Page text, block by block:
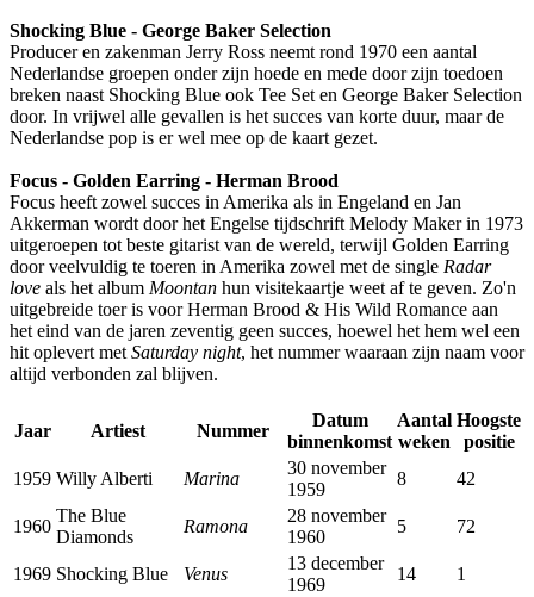
Shocking Blue - George Baker Selection
Producer en zakenman Jerry Ross neemt rond 1970 een aantal
Nederlandse groepen onder zijn hoede en mede door zijn toedoen
breken naast Shocking Blue ook Tee Set en George Baker Selection
door. In vrijwel alle gevallen is het succes van korte duur, maar de
Nederlandse pop is er wel mee op de kaart gezet.
Focus - Golden Earring - Herman Brood
Focus heeft zowel succes in Amerika als in Engeland en Jan
Akkerman wordt door het Engelse tijdschrift Melody Maker in 1973
uitgeroepen tot beste gitarist van de wereld, terwijl Golden Earring
door veelvuldig te toeren in Amerika zowel met de single Radar
love als het album Moontan hun visitekaartje weet af te geven. Zo'n
uitgebreide toer is voor Herman Brood & His Wild Romance aan
het eind van de jaren zeventig geen succes, hoewel het hem wel een
hit oplevert met Saturday night, het nummer waaraan zijn naam voor
altijd verbonden zal blijven.
Jaar Artiest Nummer
Datum
binnenkomst
Aantal
weken
Hoogste
positie
1959 Willy Alberti Marina
30 november
1959
8 42
1960
The Blue
Diamonds
Ramona
28 november
1960
5 72
1969 Shocking Blue Venus
13 december
1969
14 1